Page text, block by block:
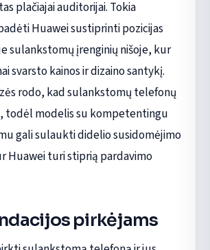
plačiajai auditorijai. Tokia
Huawei sustiprinti pozicijas
sulankstomų įrenginių nišoje, kur
svarsto kainos ir dizaino santykį.
rodo, kad sulankstomų telefonų
todėl modelis su kompetentingu
gali sulaukti didelio susidomėjimo
Huawei turi stiprią pardavimo
pirkėjams